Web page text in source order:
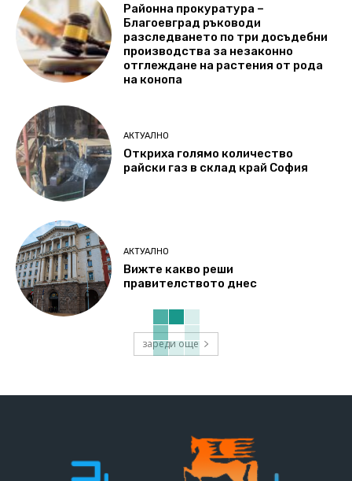
Районна прокуратура –
Благоевград ръководи
разследването по три досъдебни
производства за незаконно
отглеждане на растения от рода
на конопа
АКТУАЛНО
Откриха голямо количество
райски газ в склад край София
АКТУАЛНО
Вижте какво реши
правителството днес
зареди още